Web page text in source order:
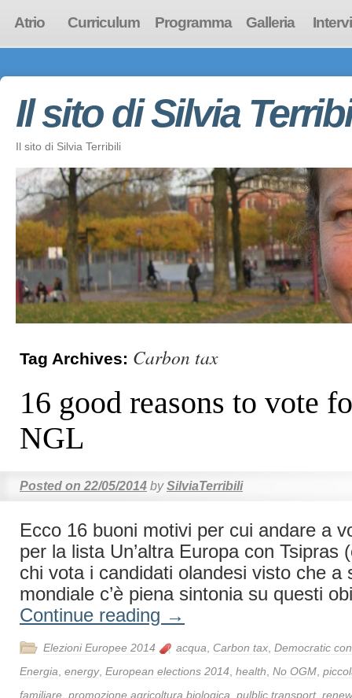
Atrio Curriculum Programma Galleria
Il sito di Silvia
Il sito di Silvia Terribili
Tag Archives: Carbon tax
16 good reasons to vote
NGL
Posted on 22/05/2014 by SilviaTerribili
Ecco 16 buoni motivi per cui andare a
per la lista Un’altra Europa con Tsipras
chi vota i candidati olandesi visto che a
mondiale c’è piena sintonia su questi
Continue reading →
Elezioni Europee 2014 acqua Carbon tax Democratic
Energia energy, European elections 2014 health No OGM
familiare promozione agricoltura biologica pulblic transport,